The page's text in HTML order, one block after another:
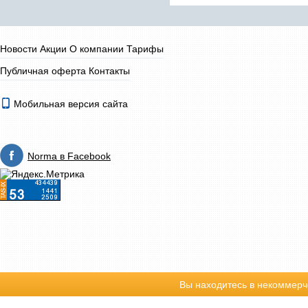
Новости Акции О компании Тарифы
Публичная оферта Контакты
Мобильная версия сайта
Norma в Facebook
Вы находитесь в